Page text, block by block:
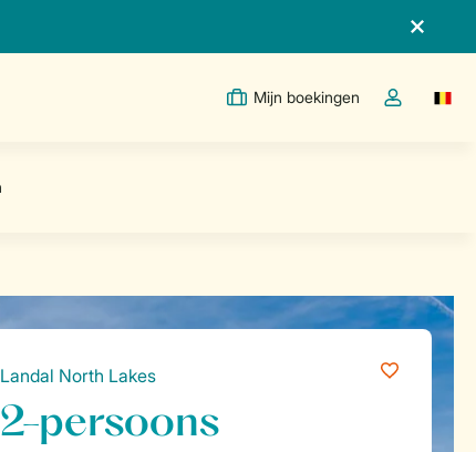
Mijn boekingen
Open de
Landal North Lakes
2-persoons